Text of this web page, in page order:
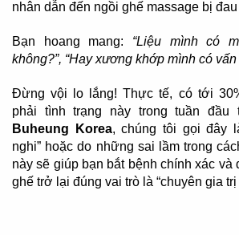
nhân dẫn đến ngồi ghế massage bị
Bạn hoang mang: “Liệu mình có
không?”, “Hay xương khớp mình có
Đừng vội lo lắng! Thực tế, có tới
phải tình trạng này trong tuần đầu
Buheung Korea, chúng tôi gọi đây
nghi” hoặc do những sai lầm trong
này sẽ giúp bạn bắt bệnh chính xác và
ghế trở lại đúng vai trò là “chuyên gia trị